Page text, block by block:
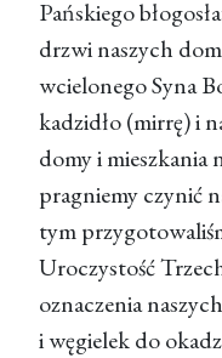
Pańskiego
drzwi naszych
wcielonego Syna
kadzidło (mirrę) i
domy i mieszkania
pragniemy czynić
tym
Uroczystość
oznaczenia
i węgielek do